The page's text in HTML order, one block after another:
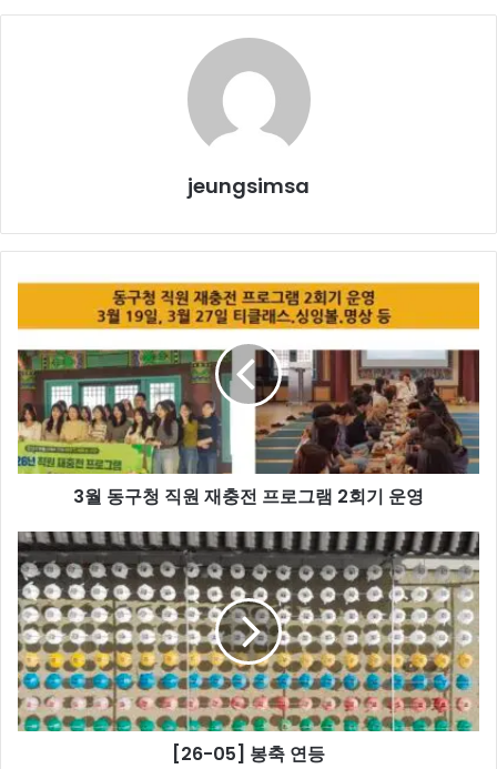
jeungsimsa
3
동
구
청 직
원 재
충
전 프
로
회
기 운
영
3월 동구청 직원 재충전 프로그램 2회기 운영
[26-
05]
봉
축
연
등
[26-05] 봉축 연등